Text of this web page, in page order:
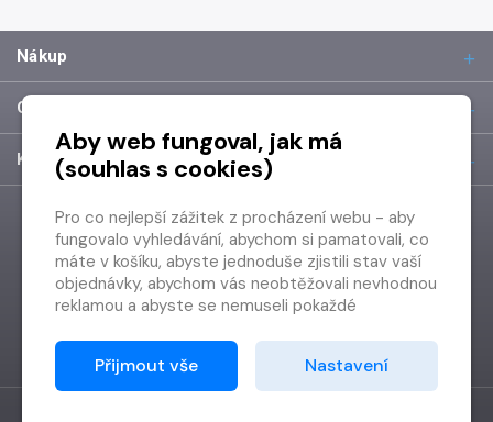
Nákup
O společnosti
Kontakt
Aby web fungoval, jak má
(souhlas s cookies)
Pro co nejlepší zážitek z procházení webu - aby
fungovalo vyhledávání, abychom si pamatovali, co
máte v košíku, abyste jednoduše zjistili stav vaší
objednávky, abychom vás neobtěžovali nevhodnou
reklamou a abyste se nemuseli pokaždé
Proto od vás potřebujeme souhlas se
zpracováním souborů cookies
Přijmout vše Nastavení